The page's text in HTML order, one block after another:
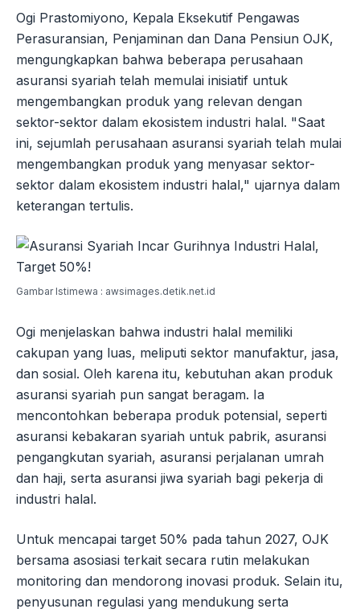
Ogi Prastomiyono, Kepala Eksekutif Pengawas
Perasuransian, Penjaminan dan Dana Pensiun OJK,
mengungkapkan bahwa beberapa perusahaan
asuransi syariah telah memulai inisiatif untuk
mengembangkan produk yang relevan dengan
sektor-sektor dalam ekosistem industri halal. "Saat
ini, sejumlah perusahaan asuransi syariah telah mulai
mengembangkan produk yang menyasar sektor-
sektor dalam ekosistem industri halal," ujarnya dalam
keterangan tertulis.
Gambar Istimewa : awsimages.detik.net.id
Ogi menjelaskan bahwa industri halal memiliki
cakupan yang luas, meliputi sektor manufaktur, jasa,
dan sosial. Oleh karena itu, kebutuhan akan produk
asuransi syariah pun sangat beragam. Ia
mencontohkan beberapa produk potensial, seperti
asuransi kebakaran syariah untuk pabrik, asuransi
pengangkutan syariah, asuransi perjalanan umrah
dan haji, serta asuransi jiwa syariah bagi pekerja di
industri halal.
Untuk mencapai target 50% pada tahun 2027, OJK
bersama asosiasi terkait secara rutin melakukan
monitoring dan mendorong inovasi produk. Selain itu,
penyusunan regulasi yang mendukung serta